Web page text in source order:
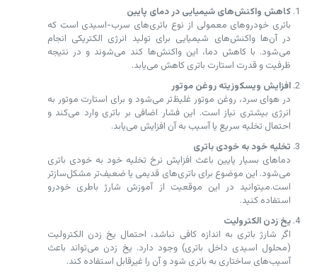
کاهش واکنش‌های شیمیایی در دمای پایین
باتری خودروهای معمولی از نوع باتری‌های سرب-اسیدی است که
در آن‌ها واکنش‌های شیمیایی برای تولید انرژی الکتریکی انجام
می‌شود. با کاهش دما، این واکنش‌ها کند می‌شوند و در نتیجه
ظرفیت و قدرت استارت باتری کاهش می‌یابد.
افزایش ویسکوزیته روغن موتور
در هوای سرد، روغن موتور غلیظ‌تر می‌شود و برای استارت موتور به
انرژی بیشتری نیاز است. این فشار اضافی بر باتری وارد می‌کند و
احتمال تخلیه سریع یا آسیب به آن افزایش می‌یابد.
تخلیه خود به خودی باتری
دماهای بسیار پایین باعث افزایش نرخ تخلیه خود به خودی باتری
می‌شود. این موضوع برای باتری‌های قدیمی یا ضعیف‌تر مشکل‌سازتر
است.میتوانید در این موقعیت از آموزش شارژ باطری خودرو
استفاده کنید.
یخ زدن الکترولیت
اگر شارژ باتری به اندازه کافی نباشد، احتمال یخ زدن الکترولیت
(محلول اسیدی داخل باتری) وجود دارد. یخ زدن می‌تواند باعث
آسیب‌های ساختاری به باتری شود و آن را غیرقابل استفاده کند.